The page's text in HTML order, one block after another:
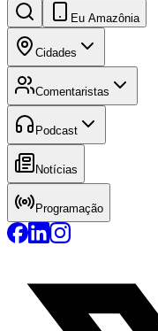
Eu Amazônia
Cidades
Comentaristas
Podcast
Notícias
Programação